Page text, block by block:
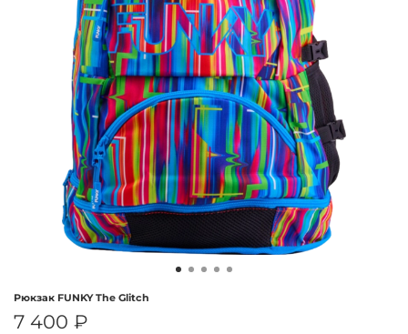
Рюкзак FUNKY The Glitch
7 400 ₽